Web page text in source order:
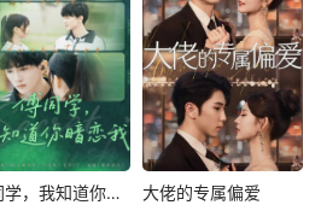
傅同学，我知道你暗恋我 大佬的专属偏爱